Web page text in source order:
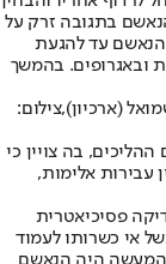
בתגובה זרק על
עד להגעת
ובאגרופים. בהמשך
(ארכיון),צילום:
בה צויין כי
עבירות אלימות,
פסיכיאטרית
אי כשרותו לעמוד